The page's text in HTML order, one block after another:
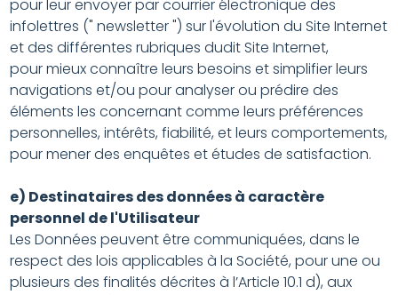
pour leur envoyer par courrier électronique des
infolettres (" newsletter ") sur l'évolution du Site Internet
et des différentes rubriques dudit Site Internet,
pour mieux connaître leurs besoins et simplifier leurs
navigations et/ou pour analyser ou prédire des
éléments les concernant comme leurs préférences
personnelles, intérêts, fiabilité, et leurs comportements,
pour mener des enquêtes et études de satisfaction.
e) Destinataires des données à caractère
personnel de l'Utilisateur
Les Données peuvent être communiquées, dans le
respect des lois applicables à la Société, pour une ou
plusieurs des finalités décrites à l’Article 10.1 d), aux